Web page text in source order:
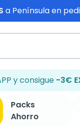
a Península en
y consigue -3€
Packs
Ahorro